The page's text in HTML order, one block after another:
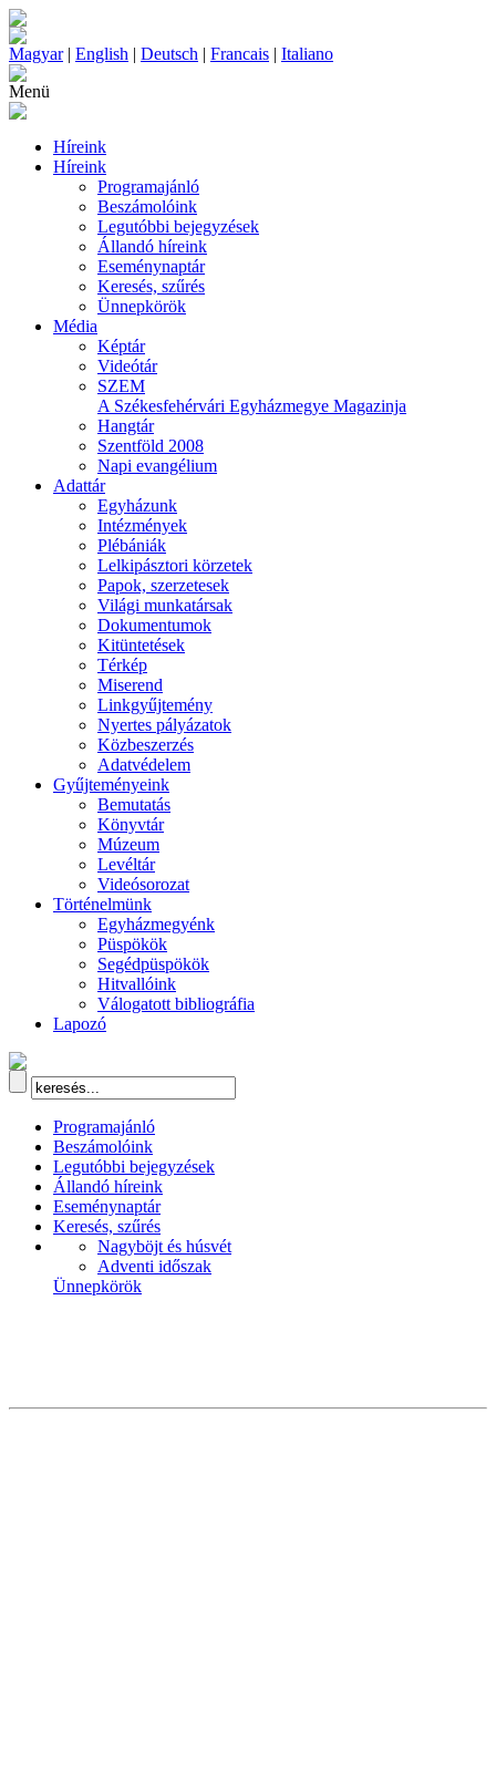
Magyar| English | Deutsch | Francais | Italiano
Menü
Híreink
Híreink
Programajánló
Beszámolóink
Legutóbbi bejegyzések
Állandó híreink
Eseménynaptár
Keresés, szűrés
Ünnepkörök
Média
Képtár
Videótár
SZEM
A Székesfehérvári Egyházmegye Magazinja
Hangtár
Szentföld 2008
Napi evangélium
Adattár
Egyházunk
Intézmények
Plébániák
Lelkipásztori körzetek
Papok, szerzetesek
Világi munkatársak
Dokumentumok
Kitüntetések
Térkép
Miserend
Linkgyűjtemény
Nyertes pályázatok
Közbeszerzés
Adatvédelem
Gyűjteményeink
Bemutatás
Könyvtár
Múzeum
Levéltár
Videósorozat
Történelmünk
Egyházmegyénk
Püspökök
Segédpüspökök
Hitvallóink
Válogatott bibliográfia
Lapozó
Programajánló
Beszámolóink
Legutóbbi bejegyzések
Állandó híreink
Eseménynaptár
Keresés, szűrés
Nagyböjt és húsvét
Adventi időszak
Ünnepkörök